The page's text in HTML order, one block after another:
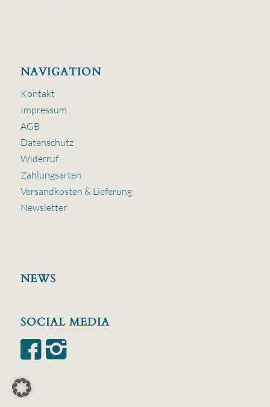
NAVIGATION
Kontakt
Impressum
AGB
Datenschutz
Widerruf
Zahlungsarten
Versandkosten & Lieferung
Newsletter
NEWS
SOCIAL MEDIA